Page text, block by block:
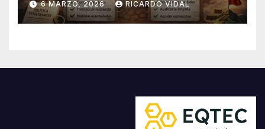
6 MARZO, 2026 RICARDO VIDAL